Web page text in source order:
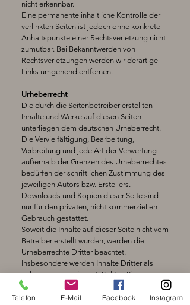
nicht erkennbar.
Eine permanente inhaltliche Kontrolle der
verlinkten Seiten ist jedoch ohne konkrete
Anhaltspunkte einer Rechtsverletzung nicht
zumutbar. Bei Bekanntwerden von
Rechtsverletzungen werden wir derartige
Links umgehend entfernen.
Urheberrecht
Die durch die Seitenbetreiber erstellten
Inhalte und Werke auf diesen Seiten
unterliegen dem deutschen Urheberrecht.
Die Vervielfältigung, Bearbeitung,
Verbreitung und jede Art der Verwertung
außerhalb der Grenzen des Urheberrechtes
bedürfen der schriftlichen Zustimmung des
jeweiligen Autors bzw. Erstellers.
Downloads und Kopien dieser Seite sind
nur für den privaten, nicht kommerziellen
Gebrauch gestattet.
Soweit die Inhalte auf dieser Seite nicht vom
Betreiber erstellt wurden, werden die
Urheberrechte Dritter beachtet.
Insbesondere werden Inhalte Dritter als
solche gekennzeichnet. Sollten Sie
trotzdem auf eine Urheberrechtsverletzung
aufmerksam werden, bitten wir um einen
Telefon E-Mail Facebook Instagram